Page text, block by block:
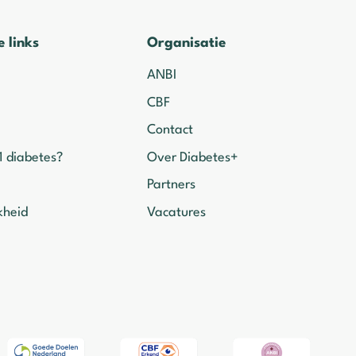
links
diabetes?
Organisatie
ANBI
CBF
Contact
Over Diabetes+
Partners
Vacatures